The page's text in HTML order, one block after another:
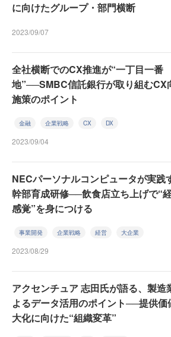
に向けたグループ・部門横断
2023/09/07
全社横断でのCX推進が“一丁目一番
地”──SMBC信託銀行が取り組むCX
施策のポイント
金融 企業戦略 CX DX
2023/09/04
NECパーソナルコンピュータが実践
幹部育成研修──飲食店立ち上げで“
感覚”を身につける
事業開発 企業戦略 経営 大企業
2023/08/29
アクセンチュア 志田氏が語る、製造
よるデータ活用のポイント──提供価
大化に向けた“組織変革”